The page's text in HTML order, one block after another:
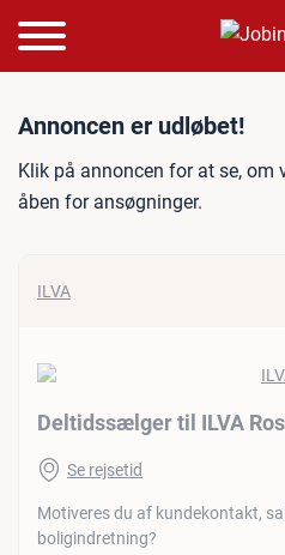
Annoncen er udløbet!
Klik på annoncen for at se, om
åben for ansøgninger.
ILVA
Deltidssælger til ILVA
Se rejsetid
Motiveres du af kundekontakt,
boligindretning?